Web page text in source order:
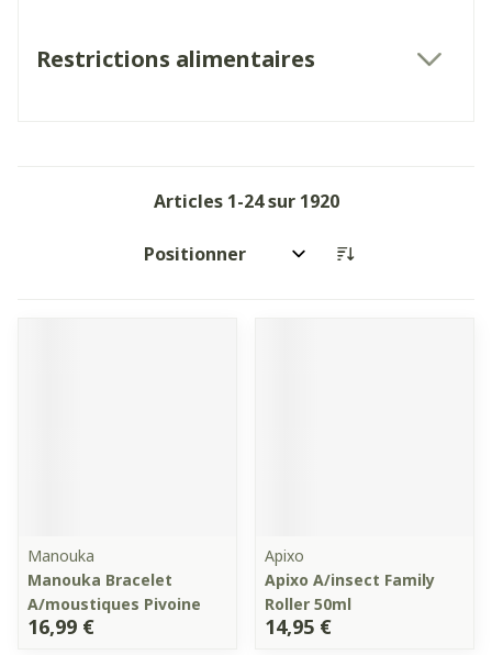
Restrictions alimentaires
Articles 1-24sur 1920
Trier par:
Manouka
Manouka Bracelet
A/moustiques Pivoine
16,99 €
Apixo
Apixo A/insect Family
Roller 50ml
14,95 €